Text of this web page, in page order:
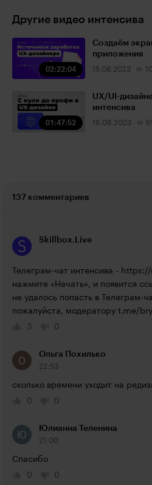
Другие видео интенсива
02:22:04
Создаём
приложения
15.08.2023
01:47:52
UX/UI-
интенсива
16.08.2023
137 комментариев
Skillbox.Live
Телеграм-чат интенсива -
нажмите «Начать», и появится
не удалось попасть в Телеграм-
пожалуйста, модератору t.me/
3
0
Ольга Похилько
22:53
сколько времени уходит на
0
0
Юлианна Теленина
21:00
Спасибо
0
0